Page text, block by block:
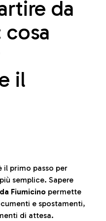
da
il
il primo passo per
semplice. Sapere
Fiumicino permette
e spostamenti,
di attesa.